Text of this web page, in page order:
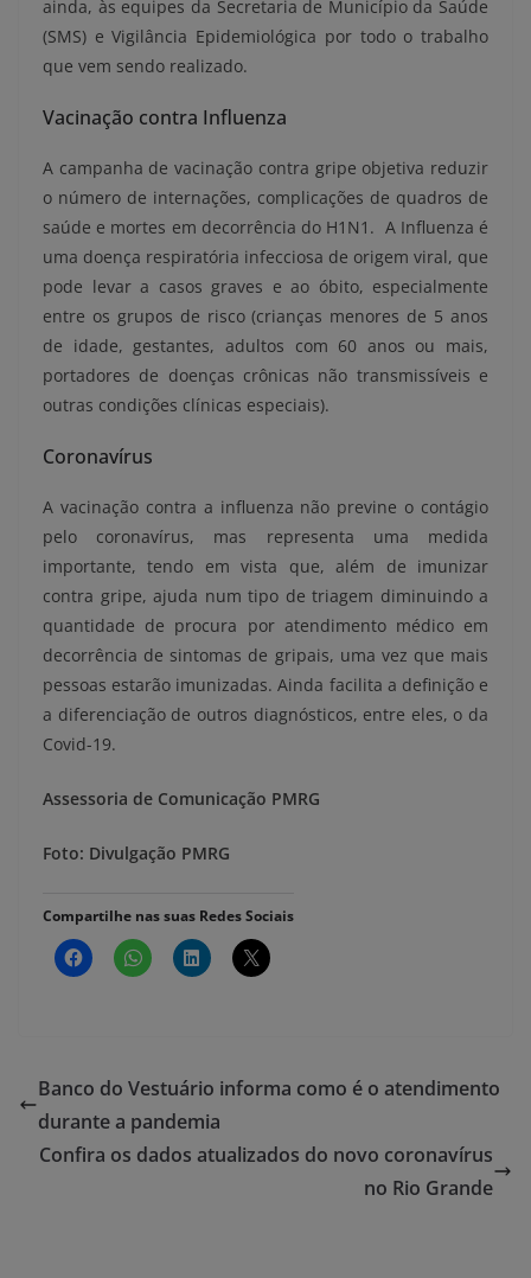
ainda, às equipes da Secretaria de Município da Saúde
(SMS) e Vigilância Epidemiológica por todo o trabalho
que vem sendo realizado.
Vacinação contra Influenza
A campanha de vacinação contra gripe objetiva reduzir
o número de internações, complicações de quadros de
saúde e mortes em decorrência do H1N1. A Influenza é
uma doença respiratória infecciosa de origem viral, que
pode levar a casos graves e ao óbito, especialmente
entre os grupos de risco (crianças menores de 5 anos
de idade, gestantes, adultos com 60 anos ou mais,
portadores de doenças crônicas não transmissíveis e
outras condições clínicas especiais).
Coronavírus
A vacinação contra a influenza não previne o contágio
pelo coronavírus, mas representa uma medida
importante, tendo em vista que, além de imunizar
contra gripe, ajuda num tipo de triagem diminuindo a
quantidade de procura por atendimento médico em
decorrência de sintomas de gripais, uma vez que mais
pessoas estarão imunizadas. Ainda facilita a definição e
a diferenciação de outros diagnósticos, entre eles, o da
Covid-19.
Assessoria de Comunicação PMRG
Foto: Divulgação PMRG
Compartilhe nas suas Redes Sociais
Banco do Vestuário informa como é o atendimento
durante a pandemia
Confira os dados atualizados do novo coronavírus
no Rio Grande